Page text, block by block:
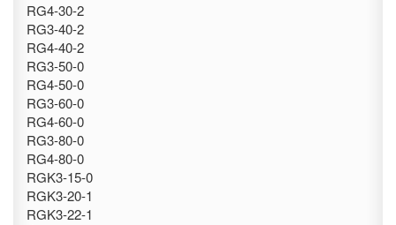
RG4-30-2
RG3-40-2
RG4-40-2
RG3-50-0
RG4-50-0
RG3-60-0
RG4-60-0
RG3-80-0
RG4-80-0
RGK3-15-0
RGK3-20-1
RGK3-22-1